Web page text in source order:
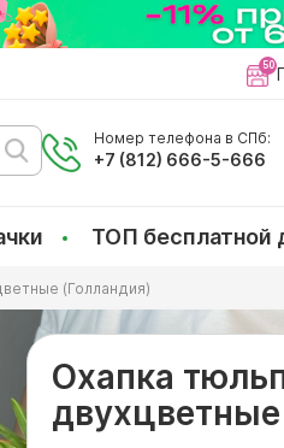
Номер телефона в СПб:
+7 (812) 666-5-666
ТОП бесплатной
(Голландия)
Охапка